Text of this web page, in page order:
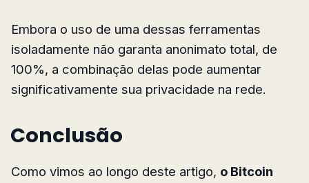
Embora o uso de uma dessas ferramentas
isoladamente não garanta anonimato total, de
100%, a combinação delas pode aumentar
significativamente sua privacidade na rede.
Conclusão
Como vimos ao longo deste artigo, o Bitcoin